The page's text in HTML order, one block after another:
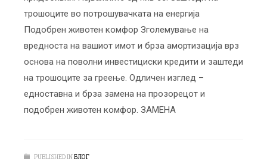
трошоците во потрошувачката на енергија
Подобрен животен комфор Зголемување на
вредноста на вашиот имот и брза амортизација врз
основа на поволни инвестициски кредити и заштеди
на трошоците за греење. Одличен изглед –
едноставна и брза замена на прозорецот и
подобрен животен комфор. ЗАМЕНА
PUBLISHED INБЛОГ